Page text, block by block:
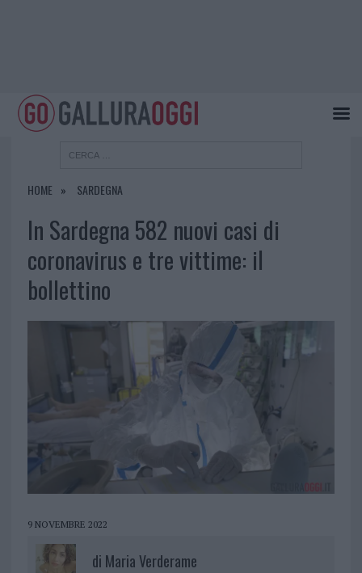
HOME SARDEGNA
In Sardegna 582 nuovi casi di
coronavirus e tre vittime: il
bollettino
9 NOVEMBRE 2022
di Maria Verderame